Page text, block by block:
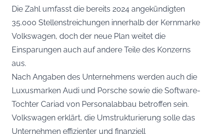
Die Zahl umfasst die bereits 2024 angekündigten
35.000 Stellenstreichungen innerhalb der Kernmarke
Volkswagen, doch der neue Plan weitet die
Einsparungen auch auf andere Teile des Konzerns
aus.
Nach Angaben des Unternehmens werden auch die
Luxusmarken Audi und Porsche sowie die Software-
Tochter Cariad von Personalabbau betroffen sein.
Volkswagen erklärt, die Umstrukturierung solle das
Unternehmen effizienter und finanziell